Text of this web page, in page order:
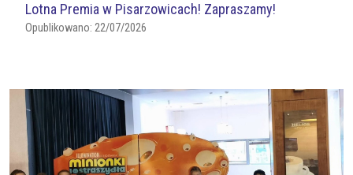
Lotna Premia w Pisarzowicach! Zapraszamy!
Opublikowano: 22/07/2026